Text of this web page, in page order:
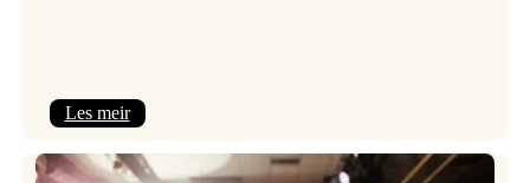
Les meir:
Jazz